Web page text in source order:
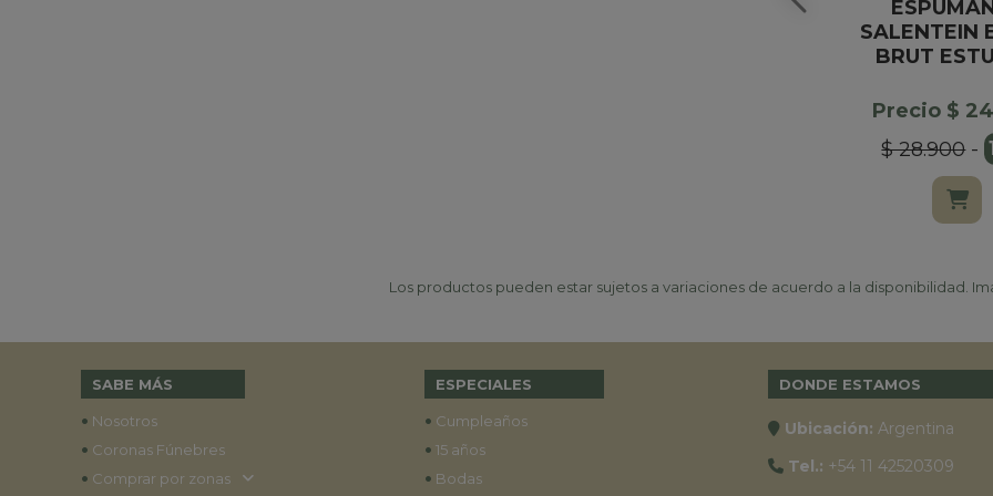
SALENTEIN
BRUT
Precio $
$ 28.900-
Los productos pueden estar sujetos a variaciones de acuerdo a la disponibilidad.
SABE MÁS
• Nosotros
• Coronas Fúnebres
• Comprar por zonas
ESPECIALES
• Cumpleaños
• 15 años
• Bodas
DONDE ESTAMOS
Ubicación: Argentina
Tel.: +54 11 42520309